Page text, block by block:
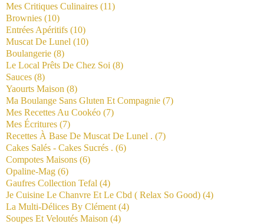
Mes Critiques Culinaires (11)
Brownies (10)
Entrées Apéritifs (10)
Muscat De Lunel (10)
Boulangerie (8)
Le Local Prêts De Chez Soi (8)
Sauces (8)
Yaourts Maison (8)
Ma Boulange Sans Gluten Et Compagnie (7)
Mes Recettes Au Cookéo (7)
Mes Écritures (7)
Recettes À Base De Muscat De Lunel . (7)
Cakes Salés - Cakes Sucrés . (6)
Compotes Maisons (6)
Opaline-Mag (6)
Gaufres Collection Tefal (4)
Je Cuisine Le Chanvre Et Le Cbd ( Relax So Good) (4)
La Multi-Délices By Clément (4)
Soupes Et Veloutés Maison (4)